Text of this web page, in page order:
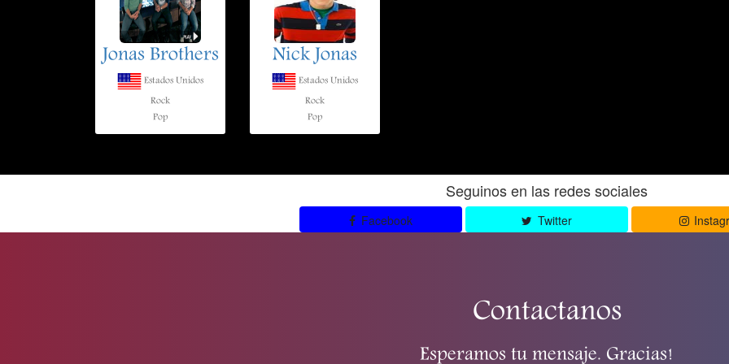
Jonas Brothers
Estados Unidos
Rock
Pop
Nick Jonas
Estados Unidos
Rock
Pop
Seguinos en las redes sociales
Facebook Twitter
Contactanos
Esperamos tu mensaje. Gracias!